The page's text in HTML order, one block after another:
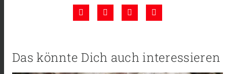
Das könnte Dich auch interessieren